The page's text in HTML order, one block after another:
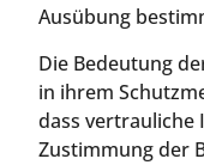
Ausübung
Die Bedeutung
in ihrem
dass
Zustimmung der